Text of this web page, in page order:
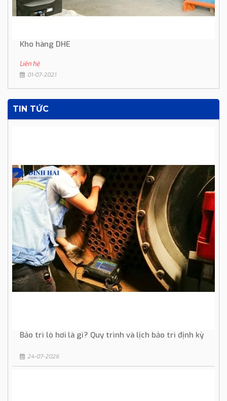
Kho hàng DHE
Liên hệ
01-07-2021
TIN TỨC
Bảo trì lò hơi là gì? Quy trình và lịch bảo trì định kỳ
24-07-2026